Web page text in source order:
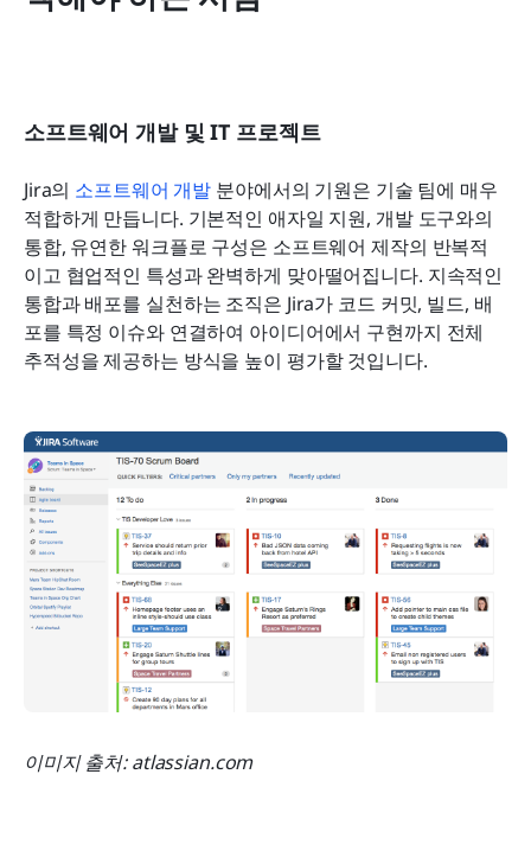
소프트웨어 개발 및 IT 프로젝트
Jira의 소프트웨어 개발 분야에서의 기원은 기술 팀에 매우
적합하게 만듭니다. 기본적인 애자일 지원, 개발 도구와의
통합, 유연한 워크플로 구성은 소프트웨어 제작의 반복적
이고 협업적인 특성과 완벽하게 맞아떨어집니다. 지속적인
통합과 배포를 실천하는 조직은 Jira가 코드 커밋, 빌드, 배
포를 특정 이슈와 연결하여 아이디어에서 구현까지 전체
추적성을 제공하는 방식을 높이 평가할 것입니다.
이미지 출처: atlassian.com